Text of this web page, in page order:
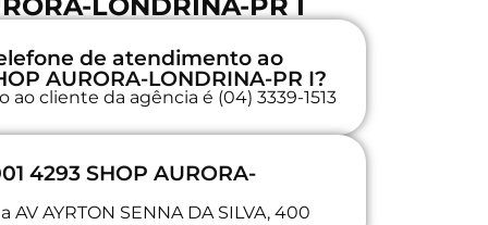
de atendimento ao
AURORA-LONDRINA-PR I?
cliente da agência é (04) 3339-1513
4293 SHOP AURORA-
AYRTON SENNA DA SILVA, 400